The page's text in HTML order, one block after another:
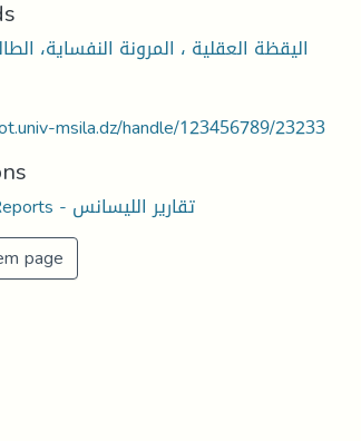
اليقظة العقلية ، المرونة النفساية،
msila.dz/handle/123456789/23233
Graduate Reports - تقارير الليسانس
page